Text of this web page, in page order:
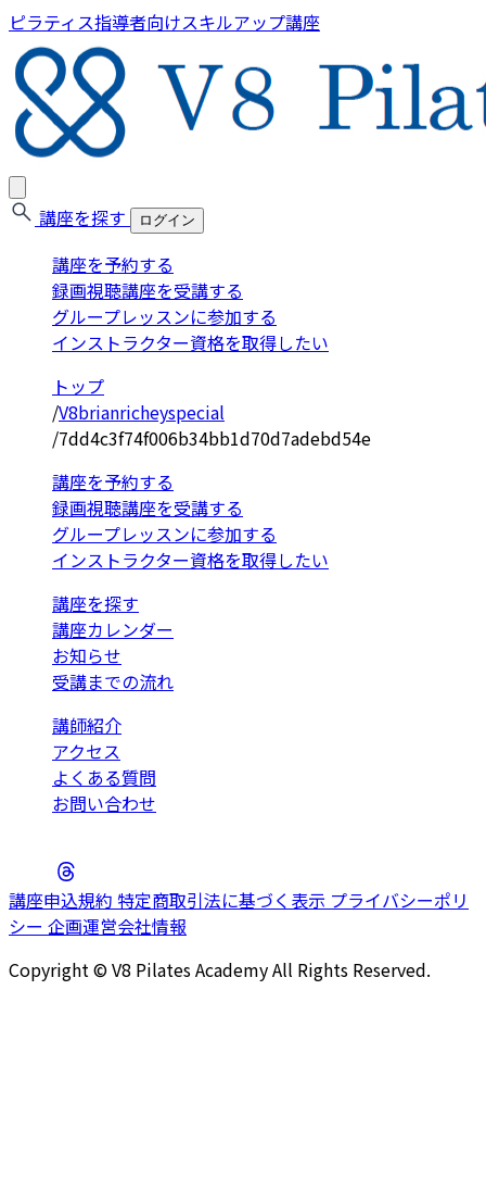
ピラティス指導者向けスキルアップ講座
講座を探す ログイン
講座を予約する
録画視聴講座を受講する
グループレッスンに参加する
インストラクター資格を取得したい
トップ
/V8brianricheyspecial
/7dd4c3f74f006b34bb1d70d7adebd54e
講座を予約する
録画視聴講座を受講する
グループレッスンに参加する
インストラクター資格を取得したい
講座を探す
講座カレンダー
お知らせ
受講までの流れ
講師紹介
アクセス
よくある質問
お問い合わせ
講座申込規約 特定商取引法に基づく表示 プライバシーポリ
シー 企画運営会社情報
Copyright © V8 Pilates Academy All Rights Reserved.